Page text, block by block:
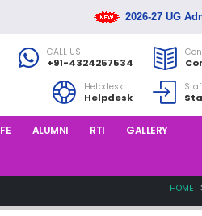
2026-27 UG
CALL US
+91-4324257534
Helpdesk
Helpdesk
ALUMNI RTI GALLERY
HOME